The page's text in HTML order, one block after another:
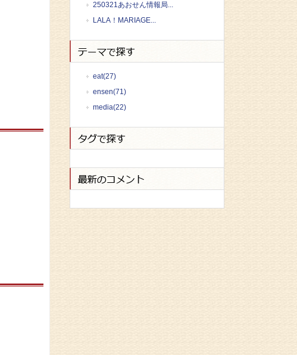
250321あおせん情報局...
LALA！MARIAGE...
eat(27)
ensen(71)
media(22)